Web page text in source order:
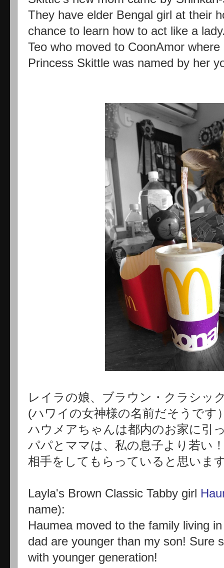
They have elder Bengal girl at their
chance to learn how to act like a
Teo who moved to CoonAmor
Princess Skittle was named by her
レイラの娘、ブラウン・クラシッ
(ハワイの女神様の名前だそうです
ハウメアちゃんは都内のお家に引
パパとママは、私の息子より若い
相手をしてもらっていると思いま
Layla's Brown Classic Tabby girl
name):
Haumea moved to the family living
dad are younger than my son! Sure
with younger generation!